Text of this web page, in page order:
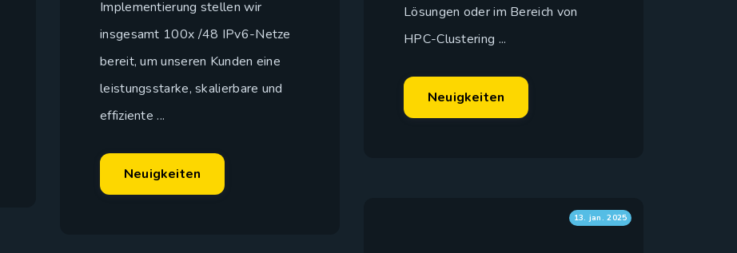
Implementierung stellen wir
insgesamt 100x /48 IPv6-Netze
bereit, um unseren Kunden eine
leistungsstarke, skalierbare und
effiziente ...
Neuigkeiten
Lösungen oder im Bereich von
HPC-Clustering ...
Neuigkeiten
13. jan. 2025